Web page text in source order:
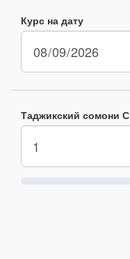
Курс на дату
Таджикский сомони С